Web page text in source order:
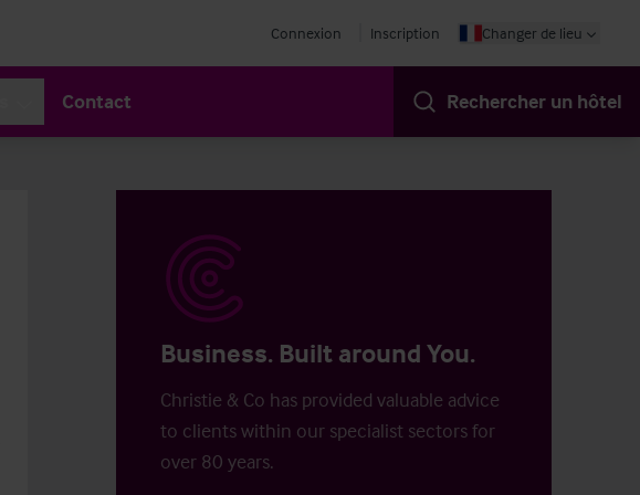
Connexion Inscription Changer de lieu
Contact Rechercher un hôtel
Business. Built around You.
Christie & Co has provided valuable advice
to clients within our specialist sectors for
over 80 years.